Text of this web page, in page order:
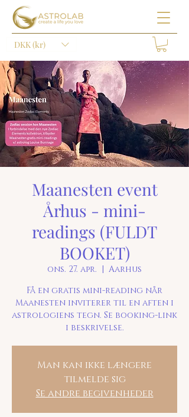
DKK (kr)
Maanesten event
Århus - mini-
readings (FULDT
BOOKET)
ons. 27. apr.
  |
Aarhus
Få en gratis mini-reading når
Maanesten inviterer til en aften i
astrologiens tegn. Se booking-link
i beskrivelse.
Man kan ikke længere
tilmelde sig
Se andre begivenheder